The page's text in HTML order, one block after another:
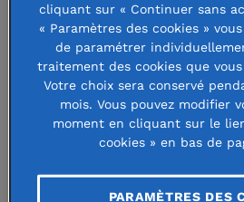
« Soulmate », une
accompagner les
cliquant sur « Continuer sans
« Paramètres des cookies »
de paramétrer
traitement des cookies que
Votre choix sera conservé
mois. Vous pouvez modifier
moment en cliquant sur le
cookies » en bas de
PARAMÈTRES DES